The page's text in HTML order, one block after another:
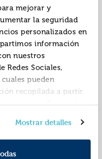
mejorar y
la seguridad
personalizados en
información
nuestros
Redes Sociales,
pueden
recopilada a partir
servicios. Recuerda
Para más
de Cookiesy la
Mostrar detalles
Moztruos 4: estrellas
de la tele
ISBN:9788411822671
Editorial:Sm
Autor:Mañas Romero,